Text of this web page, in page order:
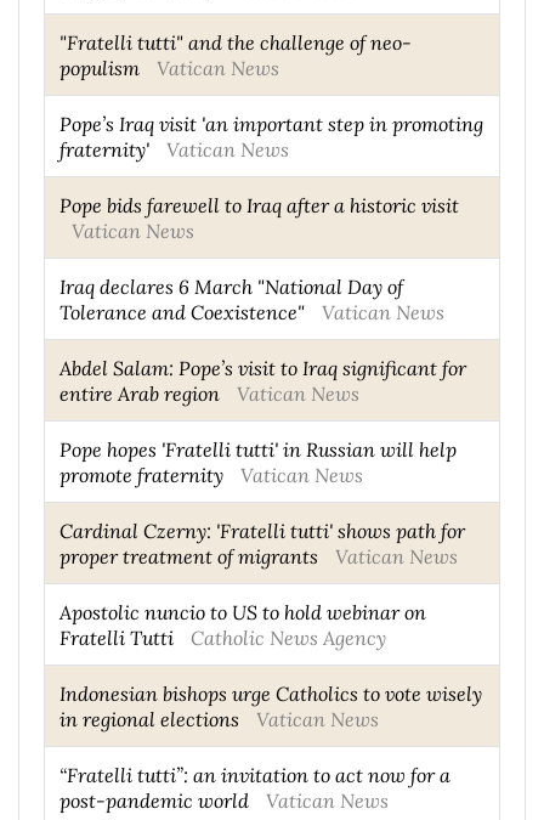
"Fratelli tutti" and the challenge of neo-
populism
Vatican News
Pope’s Iraq visit 'an important step in promoting
fraternity'
Vatican News
Pope bids farewell to Iraq after a historic visit
Vatican News
Iraq declares 6 March "National Day of
Tolerance and Coexistence"
Vatican News
Abdel Salam: Pope’s visit to Iraq significant for
entire Arab region
Vatican News
Pope hopes 'Fratelli tutti' in Russian will help
promote fraternity
Vatican News
Cardinal Czerny: 'Fratelli tutti' shows path for
proper treatment of migrants
Vatican News
Apostolic nuncio to US to hold webinar on
Fratelli Tutti
Catholic News Agency
Indonesian bishops urge Catholics to vote wisely
in regional elections
Vatican News
“Fratelli tutti”: an invitation to act now for a
post-pandemic world
Vatican News